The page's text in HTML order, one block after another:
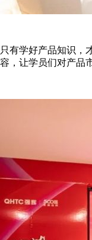
只有学好产品知识，
容，让学员们对产品